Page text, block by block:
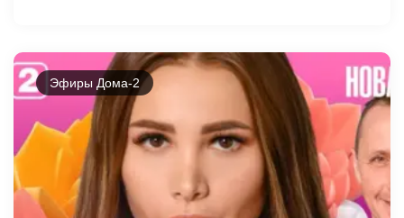
Эфиры Дома-2